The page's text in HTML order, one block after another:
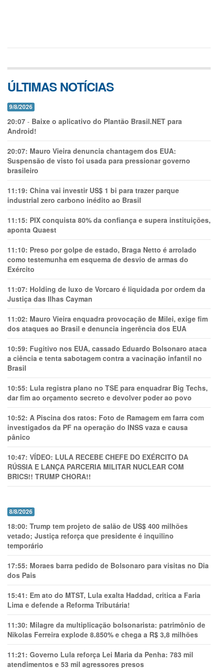
ÚLTIMAS NOTÍCIAS
9/8/2026
20:07 - Baixe o aplicativo do Plantão Brasil.NET para
Android!
20:07: Mauro Vieira denuncia chantagem dos EUA:
Suspensão de visto foi usada para pressionar governo
brasileiro
11:19: China vai investir US$ 1 bi para trazer parque
industrial zero carbono inédito ao Brasil
11:15: PIX conquista 80% da confiança e supera instituições,
aponta Quaest
11:10: Preso por golpe de estado, Braga Netto é arrolado
como testemunha em esquema de desvio de armas do
Exército
11:07: Holding de luxo de Vorcaro é liquidada por ordem da
Justiça das Ilhas Cayman
11:02: Mauro Vieira enquadra provocação de Milei, exige fim
dos ataques ao Brasil e denuncia ingerência dos EUA
10:59: Fugitivo nos EUA, cassado Eduardo Bolsonaro ataca
a ciência e tenta sabotagem contra a vacinação infantil no
Brasil
10:55: Lula registra plano no TSE para enquadrar Big Techs,
dar fim ao orçamento secreto e devolver poder ao povo
10:52: A Piscina dos ratos: Foto de Ramagem em farra com
investigados da PF na operação do INSS vaza e causa
pânico
10:47: VÍDEO: LULA RECEBE CHEFE DO EXÉRCITO DA
RÚSSIA E LANÇA PARCERIA MILITAR NUCLEAR COM
BRICS!! TRUMP CHORA!!
8/8/2026
18:00: Trump tem projeto de salão de US$ 400 milhões
vetado; Justiça reforça que presidente é inquilino
temporário
17:55: Moraes barra pedido de Bolsonaro para visitas no Dia
dos Pais
15:41: Em ato do MTST, Lula exalta Haddad, critica a Faria
Lima e defende a Reforma Tributária!
11:30: Milagre da multiplicação bolsonarista: patrimônio de
Nikolas Ferreira explode 8.850% e chega a R$ 3,8 milhões
11:21: Governo Lula reforça Lei Maria da Penha: 783 mil
atendimentos e 53 mil agressores presos